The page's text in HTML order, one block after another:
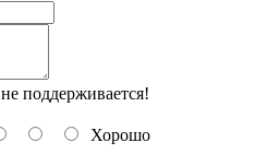
поддерживается!
Хорошо